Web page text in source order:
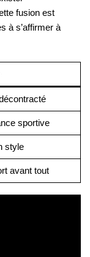
fusion est
à s’affirmer à
sportive
style
avant tout